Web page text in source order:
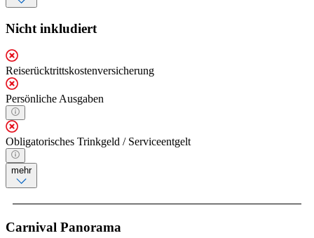
Nicht inkludiert
Reiserücktrittskostenversicherung
Persönliche Ausgaben
Obligatorisches Trinkgeld / Serviceentgelt
mehr
Carnival Panorama